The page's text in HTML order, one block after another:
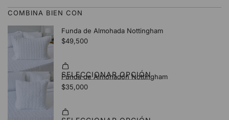
O
.
COMBINA BIEN CON